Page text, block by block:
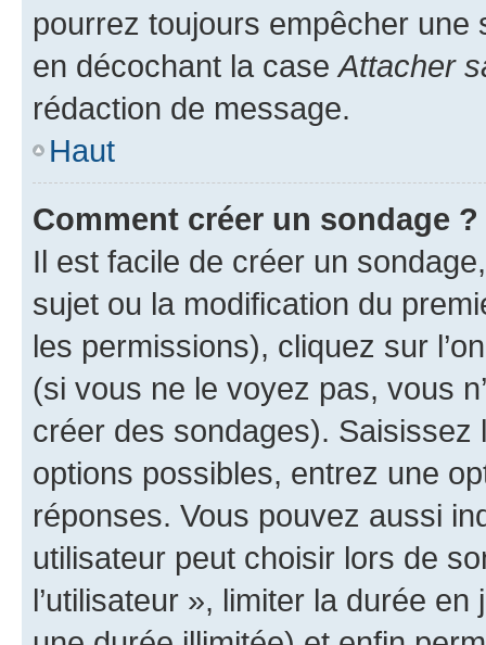
pourrez toujours empêcher une
en décochant la caseAttacher
rédaction de message.
Haut
Comment créer un sondage ?
Il est facile de créer un
sujet ou la modification du
les permissions), cliquez sur
(si vous ne le voyez pas, vous
créer des sondages).
options possibles, entrez une
réponses. Vous pouvez aussi
utilisateur peut choisir lors de
l’utilisateur », limiter la durée